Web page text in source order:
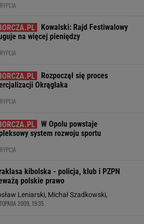
Kowalski: Rajd Festiwalowy
na więcej pieniędzy
Rozpoczął się proces
Okrąglaka
W Opolu powstaje
system rozwoju sportu
kibolska - policja, klub i PZPN
polskie prawo
Leniarski, Michał Szadkowski,
2009, 19:35